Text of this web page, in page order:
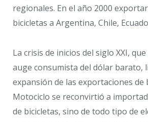
regionales. En el año 2000
bicicletas a Argentina, Chile,
La crisis de inicios del siglo XXI,
auge consumista del dólar barato,
expansión de las exportaciones de
Motociclo se reconvirtió a
de bicicletas, sino de todo tipo de